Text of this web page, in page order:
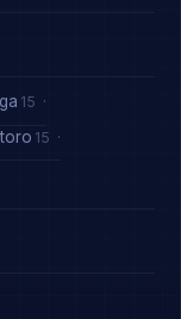
15
15